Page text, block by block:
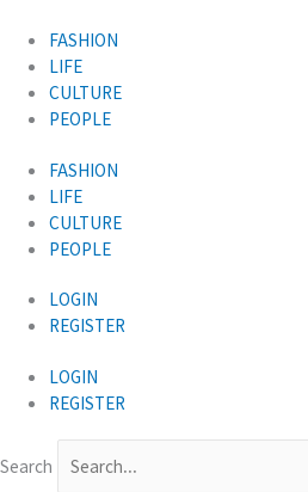
FASHION
LIFE
CULTURE
PEOPLE
FASHION
LIFE
CULTURE
PEOPLE
LOGIN
REGISTER
LOGIN
REGISTER
Search